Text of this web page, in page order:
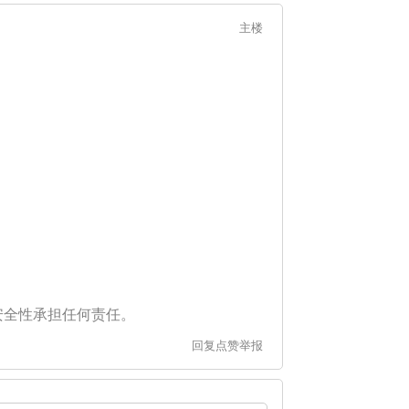
主楼
性承担任何责任。
回复 点赞举报